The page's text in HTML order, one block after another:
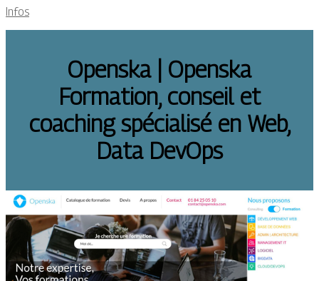
Infos
Openska | Openska
Formation, conseil et
coaching spécialisé en Web,
Data DevOps